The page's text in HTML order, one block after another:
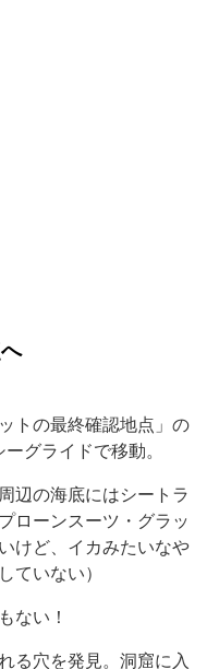
トの最終確認地点」の
グライドで移動。
辺の海底にはシートラ
ローンスーツ・グラッ
けど、イカみたいなや
ていない）
ない！
る穴を発見。洞窟に入